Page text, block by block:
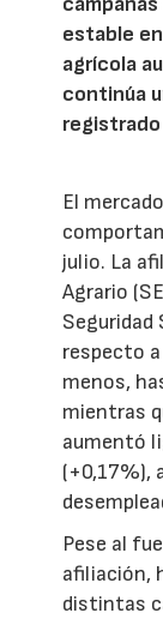
estable
agrícola
continúa
El
julio. La
Agrario
Seguridad
respecto
menos,
mientras
aumentó
(+0,17%),
Pese al
afiliación,
distintas